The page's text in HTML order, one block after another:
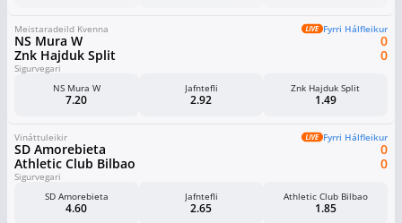
Meistaradeild Kvenna Fyrri Hálfleikur
NS Mura W
Znk Hajduk Split
0
0
Sigurvegari
NS Mura W
7.20
Jafntefli
2.92
Znk Hajduk Split
1.49
Vináttuleikir Fyrri Hálfleikur
SD Amorebieta
Athletic Club Bilbao
0
0
Sigurvegari
SD Amorebieta
4.60
Jafntefli
2.65
Athletic Club Bilbao
1.85